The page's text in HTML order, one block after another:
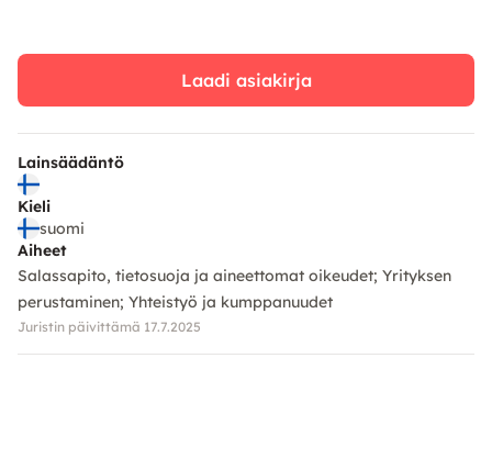
Lainsäädäntö
Kieli
suomi
Aiheet
Salassapito, tietosuoja ja aineettomat oikeudet Yrityksen
perustaminen Yhteistyö ja kumppanuudet
Juristin päivittämä 17.7.2025
Laadi asiakirja